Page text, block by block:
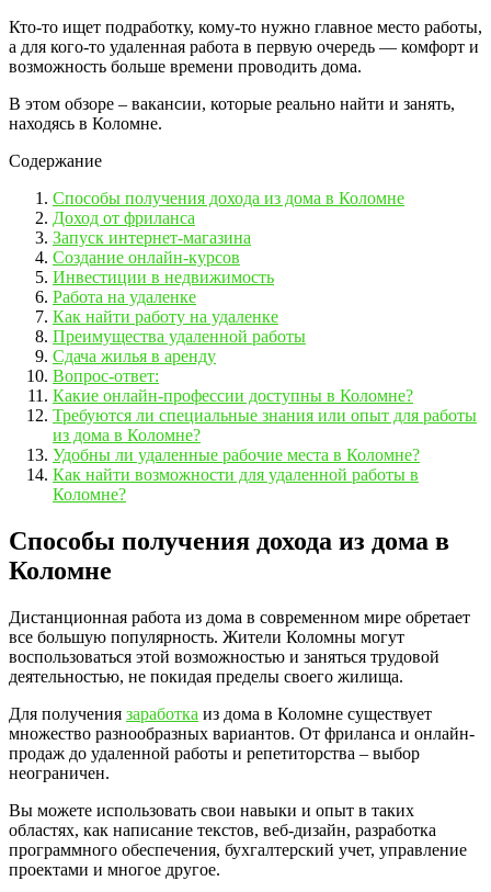
Кто-то ищет подработку, кому-то нужно главное место работы,
а для кого-то удаленная работа в первую очередь — комфорт и
возможность больше времени проводить дома.
В этом обзоре – вакансии, которые реально найти и занять,
находясь в Коломне.
Содержание
Способы получения дохода из дома в Коломне
Доход от фриланса
Запуск интернет-магазина
Создание онлайн-курсов
Инвестиции в недвижимость
Работа на удаленке
Как найти работу на удаленке
Преимущества удаленной работы
Сдача жилья в аренду
Вопрос-ответ:
Какие онлайн-профессии доступны в Коломне?
Требуются ли специальные знания или опыт для работы
из дома в Коломне?
Удобны ли удаленные рабочие места в Коломне?
Как найти возможности для удаленной работы в
Коломне?
Способы получения дохода из дома в
Коломне
Дистанционная работа из дома в современном мире обретает
все большую популярность. Жители Коломны могут
воспользоваться этой возможностью и заняться трудовой
деятельностью, не покидая пределы своего жилища.
Для получения заработка из дома в Коломне существует
множество разнообразных вариантов. От фриланса и онлайн-
продаж до удаленной работы и репетиторства – выбор
неограничен.
Вы можете использовать свои навыки и опыт в таких
областях, как написание текстов, веб-дизайн, разработка
программного обеспечения, бухгалтерский учет, управление
проектами и многое другое.